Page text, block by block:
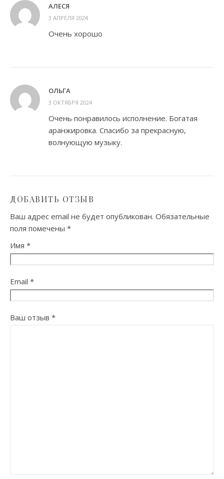
АЛЕСЯ
3 АПРЕЛЯ 2024
Очень хорошо
ОЛЬГА
3 ОКТЯБРЯ 2024
Очень понравилось исполнение. Богатая
аранжировка. Спасибо за прекрасную,
волнующую музыку.
ДОБАВИТЬ ОТЗЫВ
Ваш адрес email не будет опубликован. Обязательные
поля помечены *
Имя *
Email *
Ваш отзыв *